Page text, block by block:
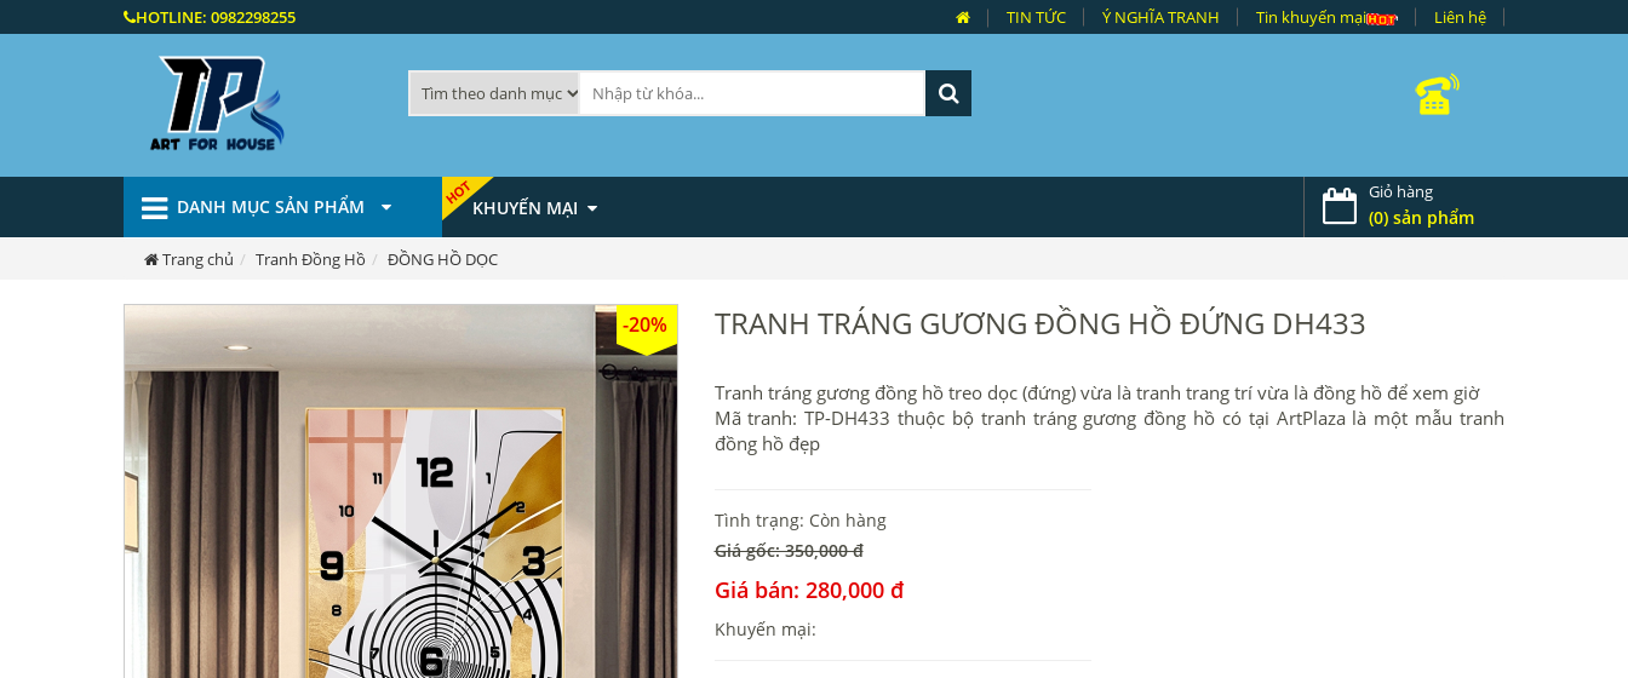
HOTLINE: 0982298255 TIN TỨC Ý NGHĨA TRANH Tin khuyến mại Liên hệ
DANH MỤC SẢN PHẨM KHUYẾN MẠI
Giỏ hàng
(0) sản phẩm
Trang chủ Tranh Đồng Hồ ĐỒNG HỒ DỌC
-20% TRANH TRÁNG GƯƠNG ĐỒNG HỒ ĐỨNG DH433
Tranh tráng gương đồng hồ treo dọc (đứng) vừa là tranh trang trí vừa là đồng hồ để xem giờ
Mã tranh: TP-DH433 thuộc bộ tranh tráng gương đồng hồ có tại ArtPlaza là một mẫu tranh
đồng hồ đẹp
Tình trạng: Còn hàng
Giá gốc: 350,000 đ
Giá bán: 280,000 đ
Khuyến mại: